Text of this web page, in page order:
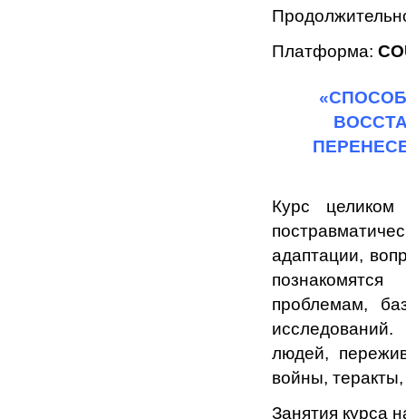
Платформа:
Курс
адаптации,
проблемам,
людей,
войны,
Занятия курса